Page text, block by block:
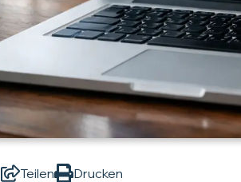
Teilen Drucken